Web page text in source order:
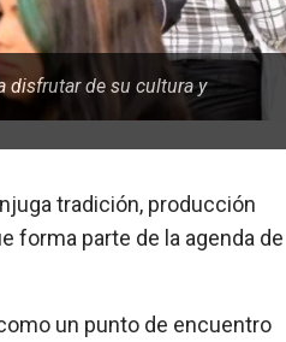
disfrutar de su cultura y
tradición, producción
forma parte de la agenda de
un punto de encuentro